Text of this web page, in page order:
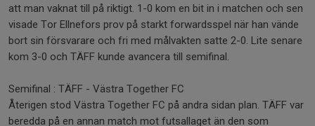
att man vaknat till på riktigt. 1-0 kom en bit in i matchen och sen
visade Tor Ellnefors prov på starkt forwardsspel när han vände
bort sin försvarare och fri med målvakten satte 2-0. Lite senare
kom 3-0 och TÄFF kunde avancera till semifinal.
Semifinal : TÄFF - Västra Together FC
Återigen stod Västra Together FC på andra sidan plan. TÄFF var
beredda på en annan match mot futsallaget än den som